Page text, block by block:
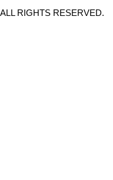
ALL RIGHTS RESERVED.